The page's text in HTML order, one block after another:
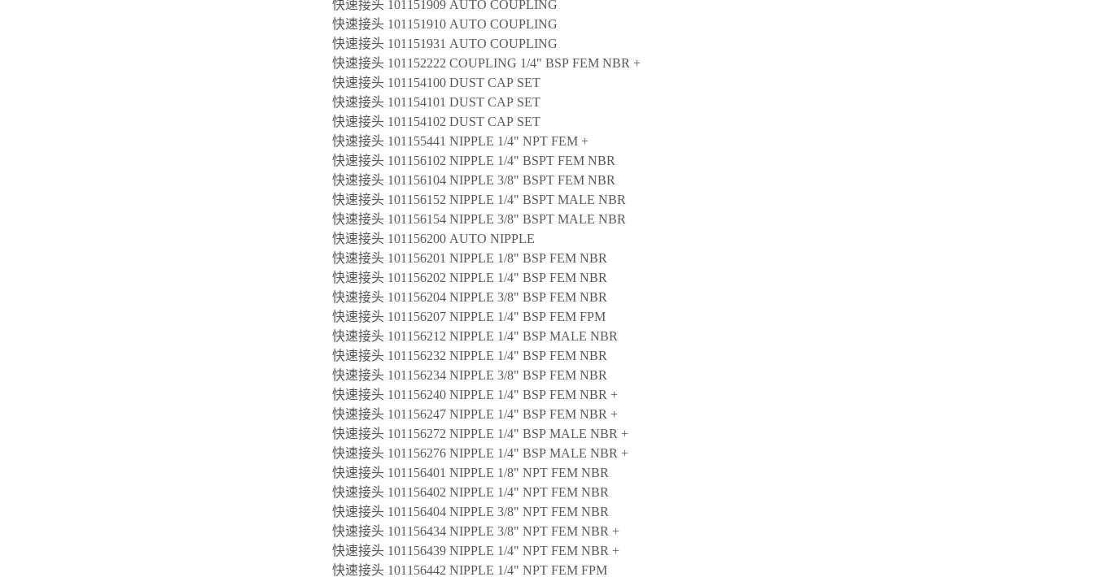
快速接头 101151909 AUTO COUPLING
快速接头 101151910 AUTO COUPLING
快速接头 101151931 AUTO COUPLING
快速接头 101152222 COUPLING 1/4" BSP FEM NBR +
快速接头 101154100 DUST CAP SET
快速接头 101154101 DUST CAP SET
快速接头 101154102 DUST CAP SET
快速接头 101155441 NIPPLE 1/4" NPT FEM +
快速接头 101156102 NIPPLE 1/4" BSPT FEM NBR
快速接头 101156104 NIPPLE 3/8" BSPT FEM NBR
快速接头 101156152 NIPPLE 1/4" BSPT MALE NBR
快速接头 101156154 NIPPLE 3/8" BSPT MALE NBR
快速接头 101156200 AUTO NIPPLE
快速接头 101156201 NIPPLE 1/8" BSP FEM NBR
快速接头 101156202 NIPPLE 1/4" BSP FEM NBR
快速接头 101156204 NIPPLE 3/8" BSP FEM NBR
快速接头 101156207 NIPPLE 1/4" BSP FEM FPM
快速接头 101156212 NIPPLE 1/4" BSP MALE NBR
快速接头 101156232 NIPPLE 1/4" BSP FEM NBR
快速接头 101156234 NIPPLE 3/8" BSP FEM NBR
快速接头 101156240 NIPPLE 1/4" BSP FEM NBR +
快速接头 101156247 NIPPLE 1/4" BSP FEM NBR +
快速接头 101156272 NIPPLE 1/4" BSP MALE NBR +
快速接头 101156276 NIPPLE 1/4" BSP MALE NBR +
快速接头 101156401 NIPPLE 1/8" NPT FEM NBR
快速接头 101156402 NIPPLE 1/4" NPT FEM NBR
快速接头 101156404 NIPPLE 3/8" NPT FEM NBR
快速接头 101156434 NIPPLE 3/8" NPT FEM NBR +
快速接头 101156439 NIPPLE 1/4" NPT FEM NBR +
快速接头 101156442 NIPPLE 1/4" NPT FEM FPM